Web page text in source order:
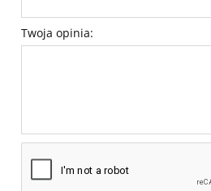
Twoja opinia: